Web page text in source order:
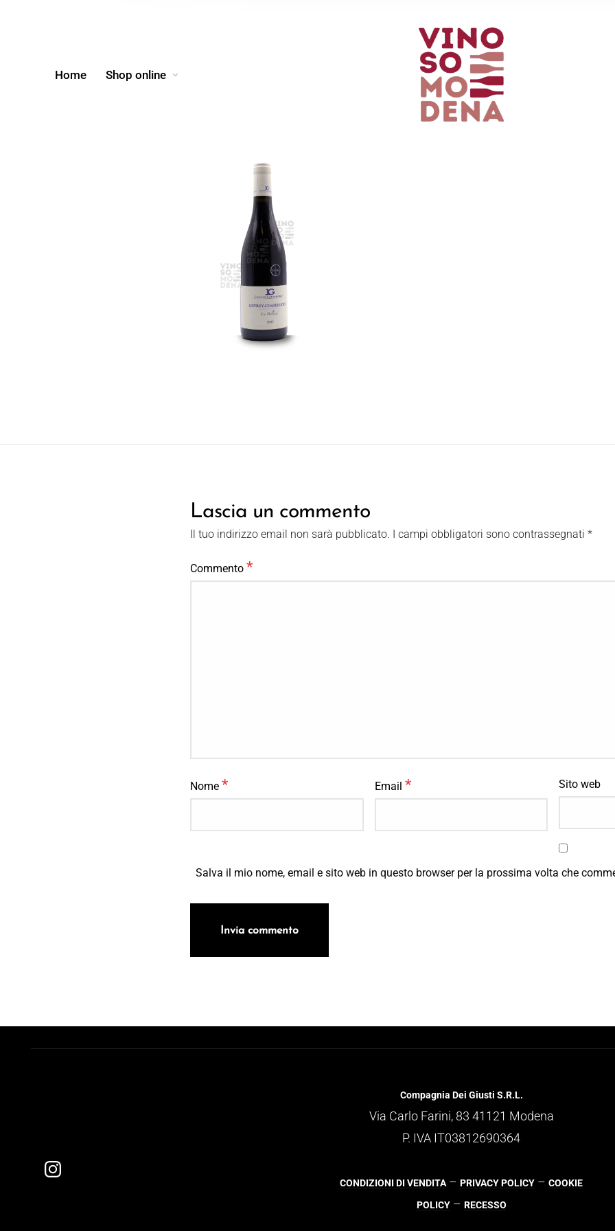
Home Shop online
Lascia un commento
Il tuo indirizzo email non sarà pubblicato. I campi obbligatori sono contrassegnati*
Commento*
Nome* Email * Sito web
Salva il mio nome, email e sito web in questo browser per la prossima volta che
Compagnia Dei Giusti S.R.L.
Via Carlo Farini, 83 41121 Modena
P. IVA IT03812690364
CONDIZIONI DI VENDITA – PRIVACY POLICY – COOKIE
POLICY– RECESSO